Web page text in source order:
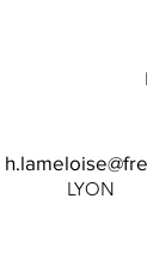
Prix
220,00 €
LYON